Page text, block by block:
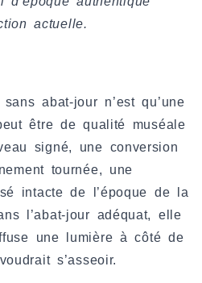
actuelle.
abat-jour n’est qu’une
être de qualité muséale
signé, une conversion
tournée, une
intacte de l’époque de la
l’abat-jour adéquat, elle
une lumière à côté de
s’asseoir.